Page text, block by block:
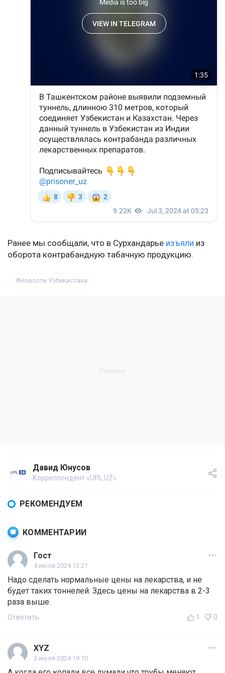
Ранее мы сообщали, что в Сурхандарье изъяли из
оборота контрабандную табачную продукцию.
Новости Узбекистана
Давид Юнусов
Корреспондент «UPL.UZ»
РЕКОМЕНДУЕМ
КОММЕНТАРИИ
Гост
4 июля 2024 13:21
Надо сделать нормальные цены на лекарства, и не
будет таких тоннелей. Здесь цены на лекарства в 2-3
раза выше.
Ответить 1 0
XYZ
3 июля 2024 19:10